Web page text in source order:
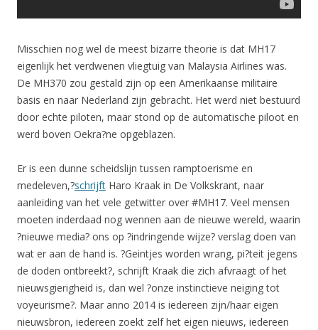
Misschien nog wel de meest bizarre theorie is dat MH17
eigenlijk het verdwenen vliegtuig van Malaysia Airlines was.
De MH370 zou gestald zijn op een Amerikaanse militaire
basis en naar Nederland zijn gebracht. Het werd niet bestuurd
door echte piloten, maar stond op de automatische piloot en
werd boven Oekra?ne opgeblazen.
Er is een dunne scheidslijn tussen ramptoerisme en
medeleven,?schrijft Haro Kraak in De Volkskrant, naar
aanleiding van het vele getwitter over #MH17. Veel mensen
moeten inderdaad nog wennen aan de nieuwe wereld, waarin
?nieuwe media? ons op ?indringende wijze? verslag doen van
wat er aan de hand is. ?Geintjes worden wrang, pi?teit jegens
de doden ontbreekt?, schrijft Kraak die zich afvraagt of het
nieuwsgierigheid is, dan wel ?onze instinctieve neiging tot
voyeurisme?. Maar anno 2014 is iedereen zijn/haar eigen
nieuwsbron, iedereen zoekt zelf het eigen nieuws, iedereen